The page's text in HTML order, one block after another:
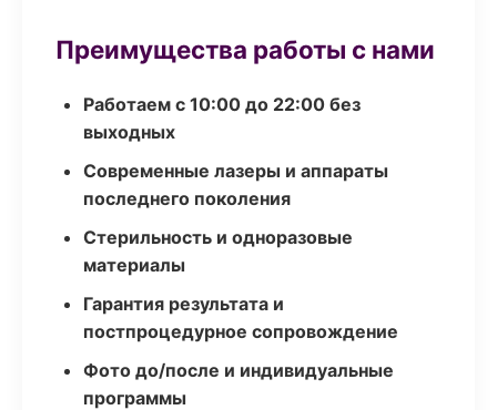
Преимущества работы с нами
Работаем с 10:00 до 22:00 без
выходных
Современные лазеры и аппараты
последнего поколения
Стерильность и одноразовые
материалы
Гарантия результата и
постпроцедурное сопровождение
Фото до/после и индивидуальные
программы